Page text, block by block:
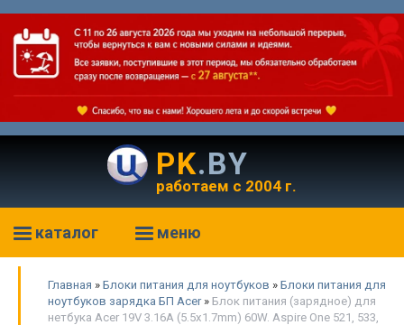
PK.BY
работаем с 2004 г.
каталог меню
Главная » Блоки питания для ноутбуков » Блоки питания для
ноутбуков зарядка БП Acer » Блок питания (зарядное) для
нетбука Acer 19V 3.16A (5.5x1.7mm) 60W. Aspire One 521, 533,